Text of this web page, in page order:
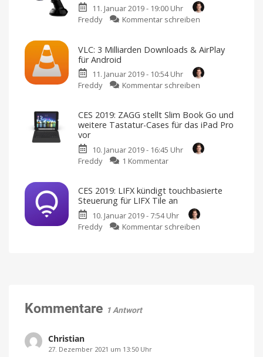
die
spannendsten
AirPlay
und
11. Januar 2019 - 19:00 Uhr
Freddy
Kommentar schreiben
Scosche
neue
Mehr
Neuheiten
aus
VLC: 3 Milliarden Downloads & AirPlay
für Android
11. Januar 2019 - 10:54 Uhr
Freddy
Kommentar schreiben
Milliarden
Downloads
&
AirPlay
Verbesserungen
geplant
CES 2019: ZAGG stellt Slim Book Go und
weitere Tastatur-Cases für das iPad Pro
vor
10. Januar 2019 - 16:45 Uhr
Freddy
1 Kommentarzu
ZAGG
stellt
Slim
Book
CES 2019: LIFX kündigt touchbasierte
Steuerung für LIFX Tile an
10. Januar 2019 - 7:54 Uhr
Freddy
Kommentar schreiben
Kommentare 1 Antwort
Christian
27. Dezember 2021 um 13:50 Uhr